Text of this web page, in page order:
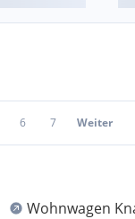
6 7 Weiter
Wohnwagen